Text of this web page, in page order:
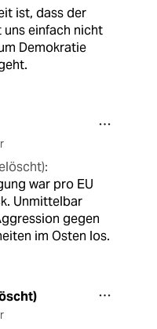
ist, dass der
einfach nicht
Demokratie
war pro EU
Unmittelbar
gegen
im Osten los.